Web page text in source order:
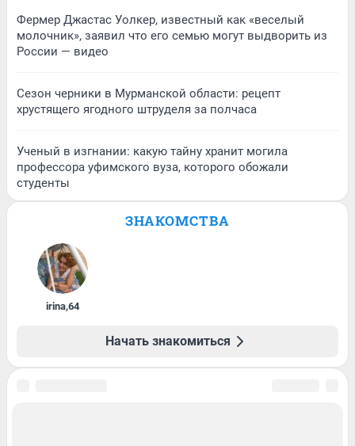
Фермер Джастас Уолкер, известный как «веселый
молочник», заявил что его семью могут выдворить из
России — видео
Сезон черники в Мурманской области: рецепт
хрустящего ягодного штруделя за полчаса
Ученый в изгнании: какую тайну хранит могила
профессора уфимского вуза, которого обожали
студенты
ЗНАКОМСТВА
irina,64
Начать знакомиться